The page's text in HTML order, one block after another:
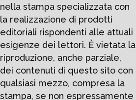
nella stampa specializzata con
la realizzazione di prodotti
editoriali rispondenti alle attuali
esigenze dei lettori. È vietata la
riproduzione, anche parziale,
dei contenuti di questo sito con
qualsiasi mezzo, compresa la
stampa, se non espressamente